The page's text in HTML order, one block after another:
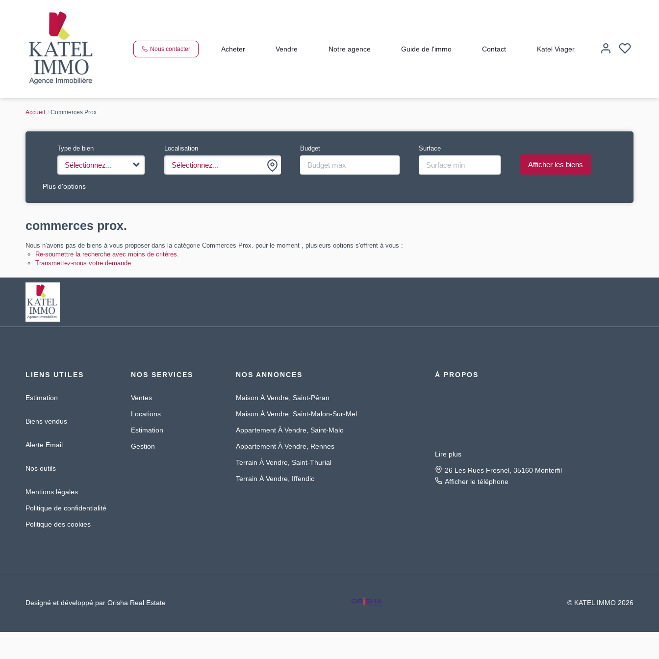
Nous contacter Acheter Vendre Notre agence Guide de l'immo Contact Katel Viager
Accueil Commerces Prox.
Type de bien
Sélectionnez...
Localisation
Sélectionnez...
Budget Surface
Plus d'options
commerces prox.
Nous n'avons pas de biens à vous proposer dans la catégorie Commerces Prox. pour le moment , plusieurs options s'offrent à vous :
Re-soumettre la recherche avec moins de critères.
Transmettez-nous votre demande
LIENS UTILES
Estimation
Biens vendus
Alerte Email
Nos outils
Mentions légales
Politique de confidentialité
Politique des cookies
NOS SERVICES
Ventes
Locations
Estimation
Gestion
NOS ANNONCES
Maison À Vendre, Saint-Péran
Maison À Vendre, Saint-Malon-Sur-Mel
Appartement À Vendre, Saint-Malo
Appartement À Vendre, Rennes
Terrain À Vendre, Saint-Thurial
Terrain À Vendre, Iffendic
À PROPOS
Lire plus
26 Les Rues Fresnel, 35160 Monterfil
Afficher le téléphone
Designé et développé par Orisha Real Estate © KATEL IMMO 2026